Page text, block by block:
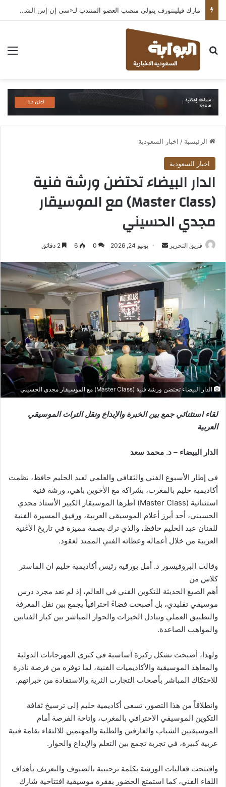
مارك فيلينتورف يتولى منصب العضو المنتدب لـ«سي إن إس الشرق الأوسط» ويشرف على شركات قطاع التكنولوجيا ضمن مجموعة غباش
بحث عن
الرئيسية / اخبار السعودية
اخبار السعودية
الدار البيضاء تحتضن ورشة فنية
(Master Class) مع الموسيقار
مجدي الحسيني
فريق التحرير
أرسل
إلكترونيا
يونيو 24, 2026 0
6
الدار البيضاء تحتضن ورشة فنية (Master Class) مع الموسيقار مجدي الحسيني
لقاء استثنائي جمع بين الخبرة والإبداع ونقل التراث الموسيقي
العربية
الدار البيضاء – د. محمد سعد
في إطار الأسبوع الفني والثقافي والعلمي لعبد الحليم حافظ، نظمت
أكاديمية حليم بالمغرب، بشراكة مع الأخوين باهي، ورشة فنية
استثنائية (Master Class) أطرها الموسيقار الكبير الأستاذ مجدي
الحسيني، أحد أبرز أعلام الموسيقى العربية، ورفيق المسيرة الفنية
للفنان عبد الحليم حافظ، والذي ترك بصمة مميزة في تاريخ الأغنية
العربية من خلال أعماله وعطائه الفني الممتد لعقود.
وقالت البروفيسور د. أمل بورقيه رئيس أكاديمية حليم ان الماستر
كلاس من
أهم الصيغ الحديثة للتكوين الفني في العالم، إذ لم تعد مجرد درس
موسيقي تقليدي، بل أصبحت فضاءً احترافياً يجمع بين نقل المعرفة
والتطبيق العملي وتبادل الخبرات والحوار المباشر بين كبار الفنانين
والمواهب الصاعدة.
ولهذا، أصبحت تشكل ركيزة أساسية في كبرى المهرجانات الدولية
والمعاهد الموسيقية والأكاديميات الفنية، لما توفره من فرصة نادرة
للاحتكاك المباشر بأصحاب التجارب الثرية والاستفادة من خبراتهم.
وانطلاقاً من هذا التصور، تسعى أكاديمية حليم إلى ترسيخ ثقافة
التكوين الموسيقي الاحترافي بالمغرب، وإتاحة الفرصة أمام
الموسيقيين الشباب والعازفين والطلبة والمهتمين للالتقاء بقامة فنية
عربية كبيرة، في تجربة تجمع بين التعلم والإبداع والحوار.
وافتتحت فعاليات الورشة بكلمة ترحيبية بالضيوف والتعريف بأهداف
اللقاء الفني، كما استمتع الحضور بفقرة موسيقية افتتاحية شارك